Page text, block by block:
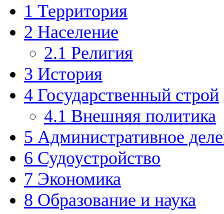
1 Территория
2 Население
2.1 Религия
3 История
4 Государственный строй
4.1 Внешняя политика
5 Административное
6 Судоустройство
7 Экономика
8 Образование и наука